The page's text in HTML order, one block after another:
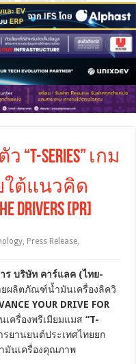
ว “T-SERIES” เกม
ใต้แนวคิด
DRIVERS [PR]
Press Release
ร บริษัท คาร์แลค (ไทย-
ผลิตภัณฑ์น้ำมันเครื่องลิควิ
YOUR DRIVE FOR
เครื่องพรีเมียมแมส“T-
รยานยนต์ประเทศไทยยก
มันเครื่องคุณภาพ